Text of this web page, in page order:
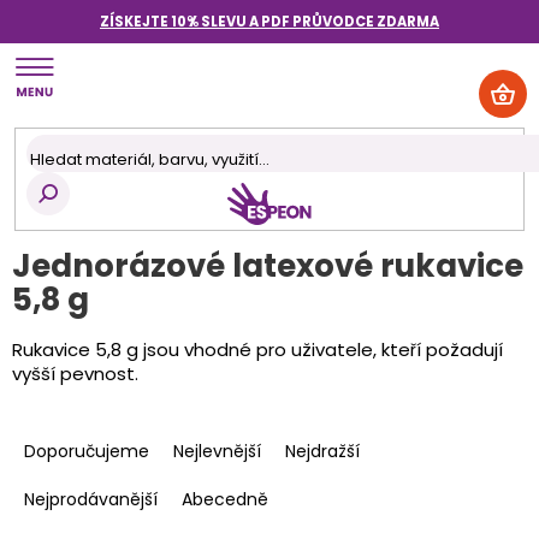
obsah
ZÍSKEJTE 10% SLEVU A PDF PRŮVODCE ZDARMA
Jednorázové latexové rukavice
5,8 g
Rukavice 5,8 g jsou vhodné pro uživatele, kteří požadují
vyšší pevnost.
a
e
Doporučujeme Nejlevnější
Nejdražší
Nejprodávanější
Abecedně